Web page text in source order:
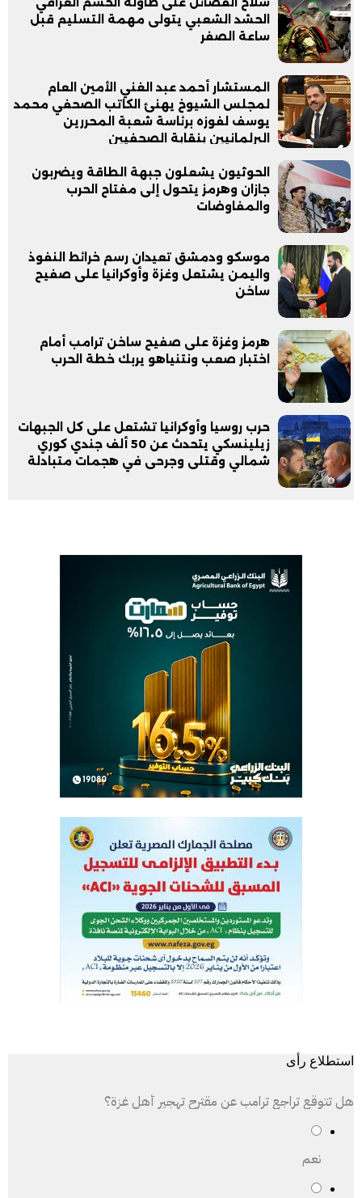
الحشد الشعبي يتولى مهمة التسليم قبل
ساعة الصفر
المستشار أحمد عبد الغني الأمين العام
لمجلس الشيوخ يهنئ الكاتب الصحفي محمد
يوسف لفوزه برئاسة شعبة المحررين
البرلمانيين بنقابة الصحفيين
الحوثيون يشعلون جبهة الطاقة ويضربون
جازان وهرمز يتحول إلى مفتاح الحرب
والمفاوضات
موسكو ودمشق تعيدان رسم خرائط النفوذ
واليمن يشتعل وغزة وأوكرانيا على صفيح
ساخن
هرمز وغزة على صفيح ساخن ترامب أمام
اختبار صعب ونتنياهو يربك خطة الحرب
حرب روسيا وأوكرانيا تشتعل على كل الجبهات
زيلينسكي يتحدث عن 50 ألف جندي كوري
شمالي وقتلى وجرحى في هجمات متبادلة
استطلاع رأى
هل تتوقع تراجع ترامب عن مقترح تهجير أهل غزة؟
نعم